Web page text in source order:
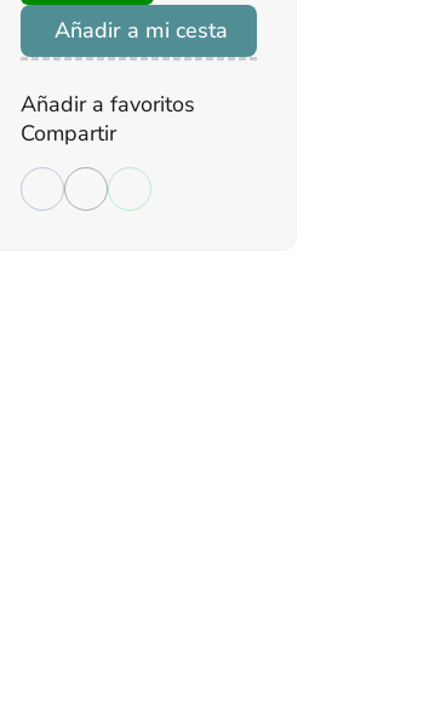
Añadir a mi cesta
Añadir a favoritos
Compartir